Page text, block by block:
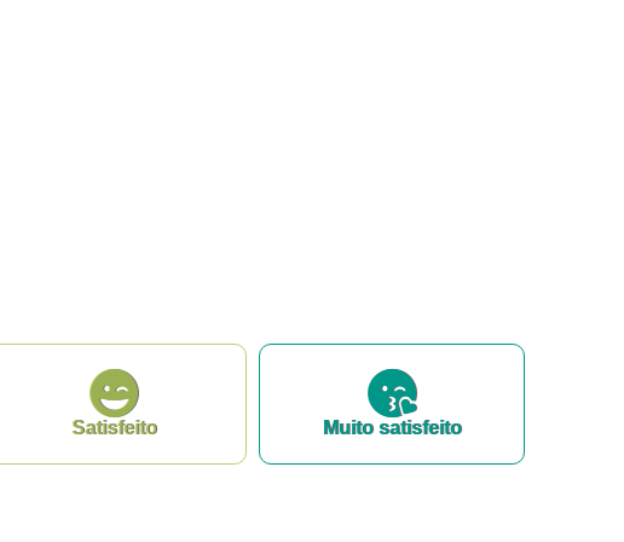
Satisfeito Muito satisfeito